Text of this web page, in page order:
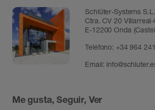
Schlüter-Systems S.L.
Ctra. CV 20
E-12200 Onda
Teléfono: +34 964
Email:
Me gusta, Seguir, Ver